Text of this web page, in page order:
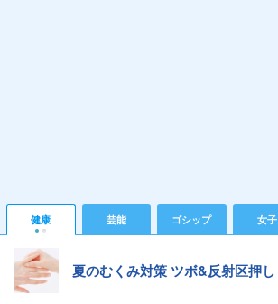
健康 芸能 ゴシップ 女子
夏のむくみ対策 ツボ&反射区押し